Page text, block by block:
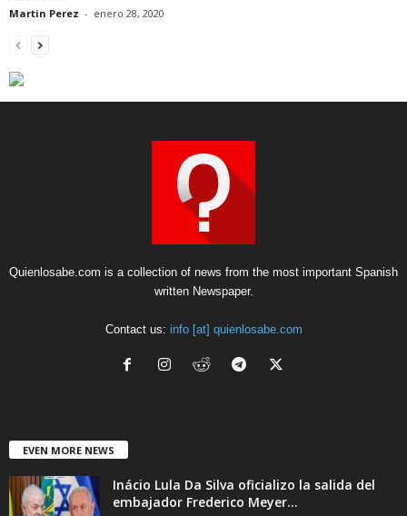
Martin Perez - enero 28, 2020
Quienlosabe.com is a collection of news from the most important Spanish
written Newspaper.
Contact us: info [at] quienlosabe.com
EVEN MORE NEWS
Inácio Lula Da Silva oficializo la salida del
embajador Frederico Meyer...